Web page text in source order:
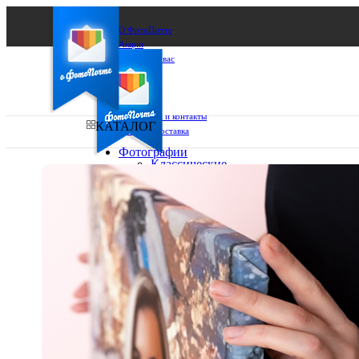
О ФотоПочте
Акции
Сделаем за вас
Бизнесу
FAQ
Франшиза
Поддержка и контакты
Оплата и доставка
Ваш город:
Ваш регион доставки
Выберите из списка:
КАТАЛОГ
Фотографии
Классические
10х15
13х18
15х15
15х20
20х20
20х30
30х30
30х40
А4
Фото